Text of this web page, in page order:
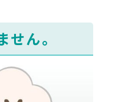
ん。